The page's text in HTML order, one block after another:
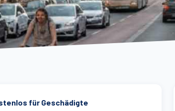
für Geschädigte